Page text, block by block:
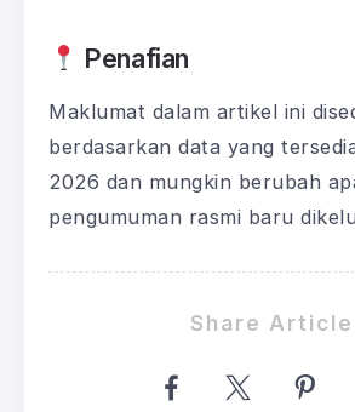
Penafian
Maklumat dalam artikel ini
berdasarkan data yang
2026 dan mungkin berubah
pengumuman rasmi baru
Share Article